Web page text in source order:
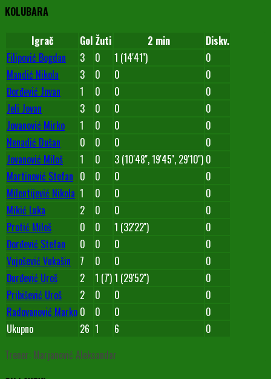
KOLUBARA
Igrač Gol Žuti 2 min
Diskv.
Filipović Bogdan
3 0 1 (14'41'')
0
Mandić Nikola
3 0 0
0
Đorđević Jovan
1 0 0
0
Jeli Jovan
3 0 0
0
Jovanović Mirko
1 0 0
0
Nenadić Dušan
0 0 0
0
Jovanović Miloš
1 0 3 (10'48'', 19'45'', 29'10'') 0
Martinović Stefan 0 0 0
0
Milentijević Nikola 1 0 0
0
Mikić Luka
2 0 0
0
Protić Miloš
0 0 1 (32'22'')
0
Đorđević Stefan
0 0 0
0
Vujošević Vukašin
7 0 0
0
Đurđević Uroš
2 1 (7')1 (29'52'')
0
Pribišević Uroš
2 0 0
0
Radovanović Marko 0 0 0
0
Ukupno
26 1 6
0
Trener: Marjanović Aleksandar